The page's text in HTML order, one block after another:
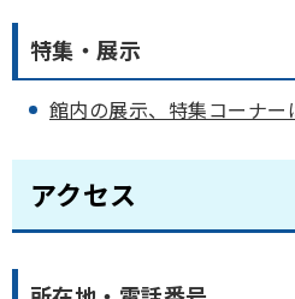
特集・展示
館内の展示、特集コーナー
アクセス